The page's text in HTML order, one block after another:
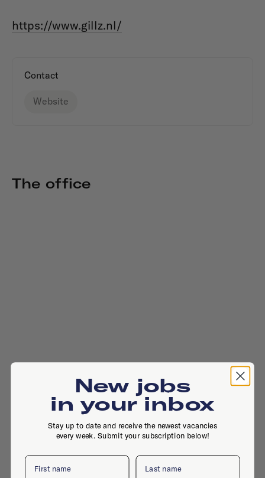
https://www.gillz.nl/
Contact
Website
The office
New jobs
in your inbox
Stay up to date and receive the newest vacancies
every week. Submit your subscription below!
First name Last name